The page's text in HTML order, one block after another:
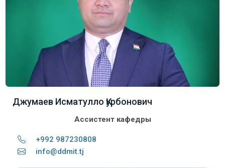
Джумаев Исматулло Қурбонович
Ассистент кафедры
+992 987230808
info@ddmit.tj